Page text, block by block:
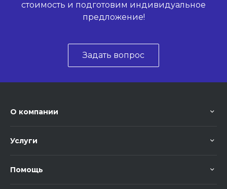
стоимость и подготовим индивидуальное
предложение!
Задать вопрос
О компании
Услуги
Помощь